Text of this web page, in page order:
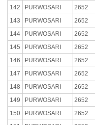
142
PURWOSARI 2652
143
PURWOSARI 2652
144
PURWOSARI 2652
145
PURWOSARI 2652
146
PURWOSARI 2652
147
PURWOSARI 2652
148
PURWOSARI 2652
149
PURWOSARI 2652
150
PURWOSARI 2652